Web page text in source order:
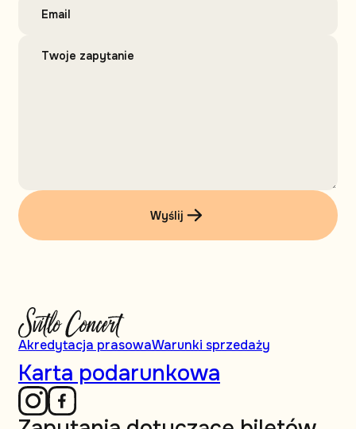
Wyślij
Akredytacja prasowaWarunki sprzedaży
Karta podarunkowa